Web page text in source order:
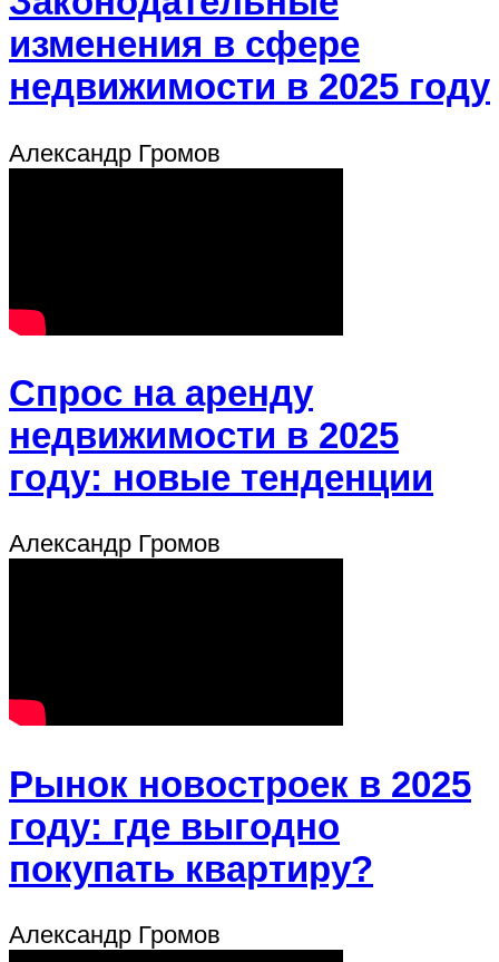
изменения в сфере
недвижимости в 2025 году
Александр Громов
Спрос на аренду
недвижимости в 2025
году: новые тенденции
Александр Громов
Рынок новостроек в 2025
году: где выгодно
покупать квартиру?
Александр Громов